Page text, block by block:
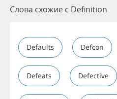
Слова схожие с Definition
Defaults Defcon
Defeats Defective